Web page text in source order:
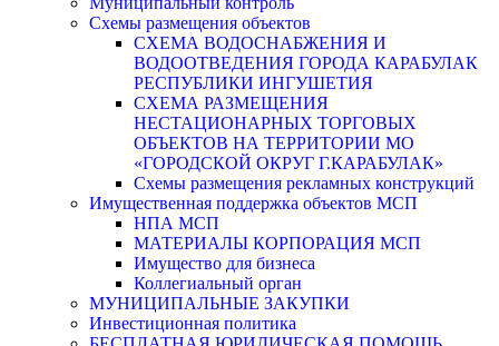
Схемы размещения объектов
СХЕМА ВОДОСНАБЖЕНИЯ И
ВОДООТВЕДЕНИЯ ГОРОДА КАРАБУЛАК
РЕСПУБЛИКИ ИНГУШЕТИЯ
СХЕМА РАЗМЕЩЕНИЯ
НЕСТАЦИОНАРНЫХ ТОРГОВЫХ
ОБЪЕКТОВ НА ТЕРРИТОРИИ МО
«ГОРОДСКОЙ ОКРУГ Г.КАРАБУЛАК»
Схемы размещения рекламных конструкций
Имущественная поддержка объектов МСП
НПА МСП
МАТЕРИАЛЫ КОРПОРАЦИЯ МСП
Имущество для бизнеса
Коллегиальный орган
МУНИЦИПАЛЬНЫЕ ЗАКУПКИ
Инвестиционная политика